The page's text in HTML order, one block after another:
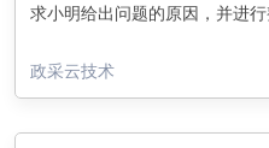
求小明给出问题的原因，并进
政采云技术